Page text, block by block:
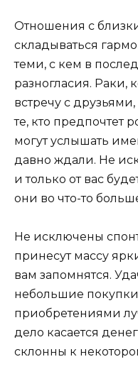
Отношения с
складываться
теми, с кем в
разногласия. Раки,
встречу с
те, кто предпочтет
могут услышать
давно ждали. Не
и только от вас
они во что-то
Не исключены
принесут массу
вам запомнятся.
небольшие
приобретениями
дело касается
склонны к